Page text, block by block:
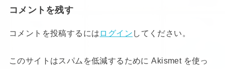
コメントを残す
コメントを投稿するには ログイン してください。
このサイトはスパムを低減するために Akismet を使っ